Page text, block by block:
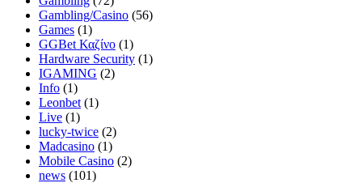
Gambling/Casino (56)
Games (1)
GGBet Καζίνο (1)
Hardware Security (1)
IGAMING (2)
Info (1)
Leonbet (1)
Live (1)
lucky-twice (2)
Madcasino (1)
Mobile Casino (2)
news (101)